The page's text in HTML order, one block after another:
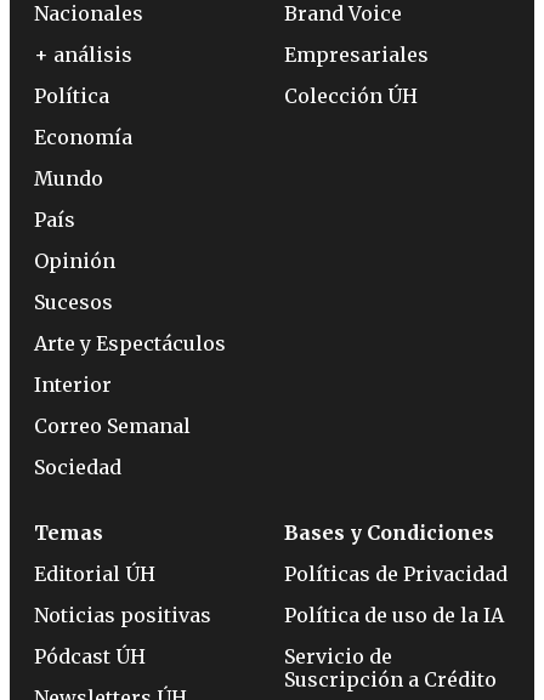
Nacionales
+ análisis
Política
Economía
Mundo
País
Opinión
Sucesos
Arte y Espectáculos
Interior
Correo Semanal
Sociedad
Brand Voice
Empresariales
Colección ÚH
Temas
Editorial ÚH
Noticias positivas
Pódcast ÚH
Bases y Condiciones
Políticas de Privacidad
Política de uso de la IA
Servicio de
Suscripción a Crédito